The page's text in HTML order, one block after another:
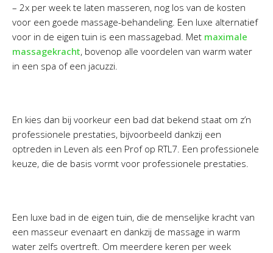
– 2x per week te laten masseren, nog los van de kosten
voor een goede massage-behandeling. Een luxe alternatief
voor in de eigen tuin is een massagebad. Met maximale
massagekracht, bovenop alle voordelen van warm water
in een spa of een jacuzzi.
En kies dan bij voorkeur een bad dat bekend staat om z’n
professionele prestaties, bijvoorbeeld dankzij een
optreden in Leven als een Prof op RTL7. Een professionele
keuze, die de basis vormt voor professionele prestaties.
Een luxe bad in de eigen tuin, die de menselijke kracht van
een masseur evenaart en dankzij de massage in warm
water zelfs overtreft. Om meerdere keren per week